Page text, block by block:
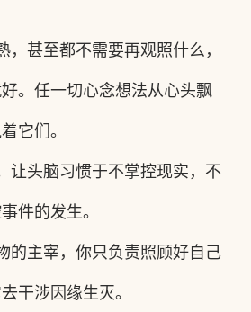
，甚至都不需要再观照什么，
。任一切心念想法从心头飘
它们。
让头脑习惯于不掌控现实，不
件的发生。
的主宰，你只负责照顾好自己
干涉因缘生灭。